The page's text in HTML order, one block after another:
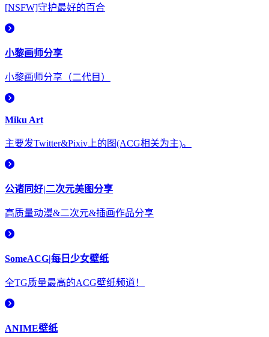
[NSFW]守护最好的百合
小黎画师分享
小黎画师分享（二代目）
Miku Art
主要发Twitter&Pixiv上的图(ACG相关为主)。
公诸同好|二次元美图分享
高质量动漫&二次元&插画作品分享
SomeACG|每日少女壁纸
全TG质量最高的ACG壁纸频道！
ANIME壁纸